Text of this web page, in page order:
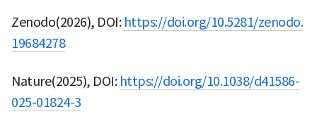
Zenodo(2026), DOI: https://doi.org/10.5281/zenodo.
19684278
Nature(2025), DOI: https://doi.org/10.1038/d41586-
025-01824-3